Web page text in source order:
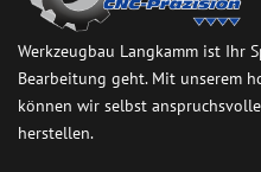
Werkzeugbau Langkamm ist Ihr
Bearbeitung geht. Mit unserem
können wir selbst
herstellen.